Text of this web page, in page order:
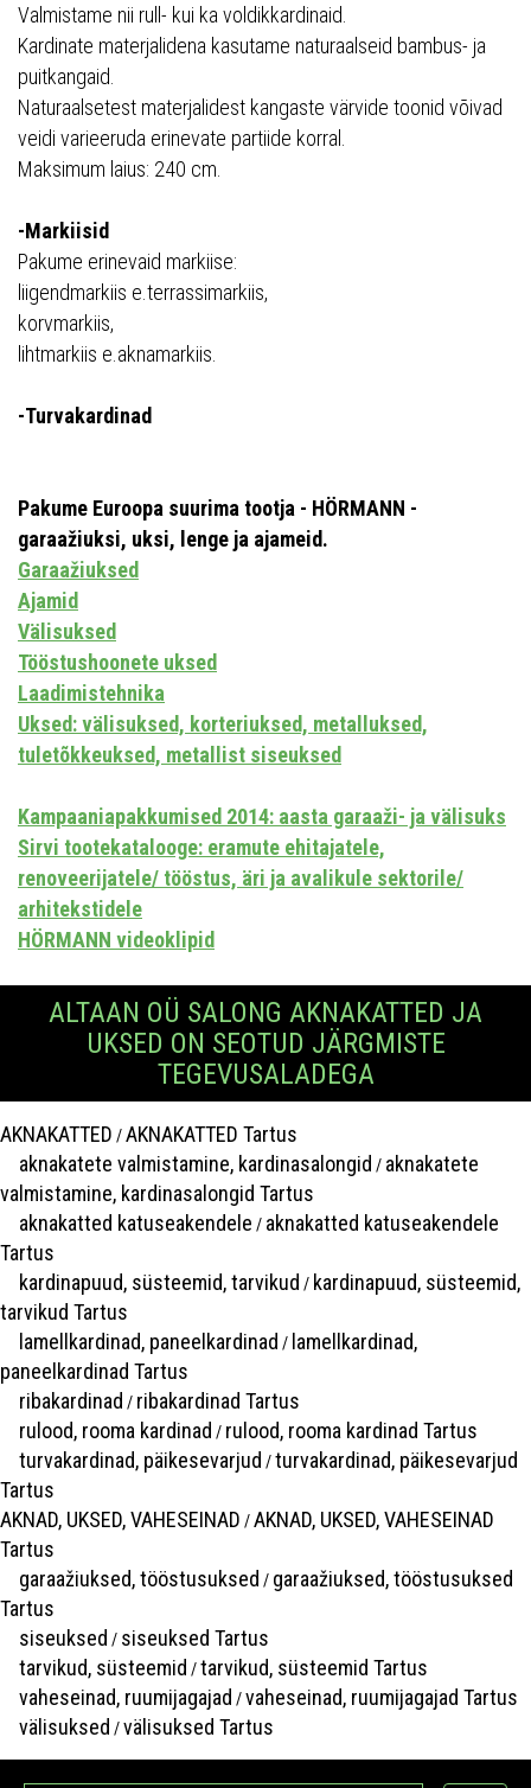
Valmistame nii rull- kui ka voldikkardinaid.
Kardinate materjalidena kasutame naturaalseid bambus- ja
puitkangaid.
Naturaalsetest materjalidest kangaste värvide toonid võivad
veidi varieeruda erinevate partiide korral.
Maksimum laius: 240 cm.
-Markiisid
Pakume erinevaid markiise:
liigendmarkiis e.terrassimarkiis,
korvmarkiis,
lihtmarkiis e.aknamarkiis.
-Turvakardinad
Pakume Euroopa suurima tootja - HÖRMANN -
garaažiuksi, uksi, lenge ja ajameid.
Garaažiuksed
Ajamid
Välisuksed
Tööstushoonete uksed
Laadimistehnika
Uksed: välisuksed, korteriuksed, metalluksed,
tuletõkkeuksed, metallist siseuksed
Kampaaniapakkumised 2014: aasta garaaži- ja välisuks
Sirvi tootekatalooge: eramute ehitajatele,
renoveerijatele/ tööstus, äri ja avalikule sektorile/
arhitekstidele
HÖRMANN videoklipid
ALTAAN OÜ SALONG AKNAKATTED JA
UKSED ON SEOTUD JÄRGMISTE
TEGEVUSALADEGA
AKNAKATTED /AKNAKATTED Tartus
aknakatete valmistamine, kardinasalongid / aknakatete
valmistamine, kardinasalongid Tartus
aknakatted katuseakendele / aknakatted katuseakendele
Tartus
kardinapuud, süsteemid, tarvikud / kardinapuud, süsteemid,
tarvikud Tartus
lamellkardinad, paneelkardinad / lamellkardinad,
paneelkardinad Tartus
ribakardinad / ribakardinad Tartus
rulood, rooma kardinad / rulood, rooma kardinad Tartus
turvakardinad, päikesevarjud /turvakardinad, päikesevarjud
Tartus
AKNAD, UKSED, VAHESEINAD /AKNAD, UKSED, VAHESEINAD
Tartus
garaažiuksed, tööstusuksed / garaažiuksed, tööstusuksed
Tartus
siseuksed / siseuksed Tartus
tarvikud, süsteemid /tarvikud, süsteemid Tartus
vaheseinad, ruumijagajad /vaheseinad, ruumijagajad Tartus
välisuksed /välisuksed Tartus